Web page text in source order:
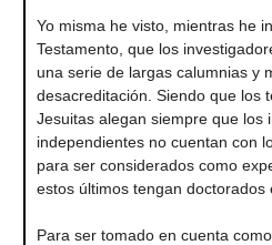
Yo misma he visto, mientras he
Testamento, que los
una serie de largas calumnias y
desacreditación. Siendo que los
Jesuitas alegan siempre que los
independientes no cuentan con
para ser considerados como
estos últimos tengan doctorados
Para ser tomado en cuenta